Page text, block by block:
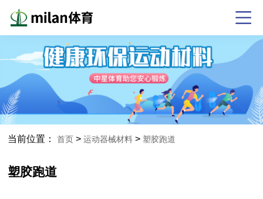
当前位置：首页 >运动器械材料 > 塑胶跑道
塑胶跑道